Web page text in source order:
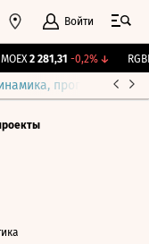
Войти
IMOEX 2 281,31 -0,2%↓
прогнозы